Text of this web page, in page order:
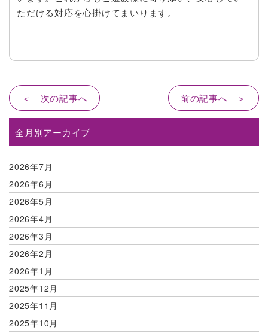
ただける対応を心掛けてまいります。
＜ 次の記事へ 前の記事へ ＞
全月別アーカイブ
2026年7月
2026年6月
2026年5月
2026年4月
2026年3月
2026年2月
2026年1月
2025年12月
2025年11月
2025年10月